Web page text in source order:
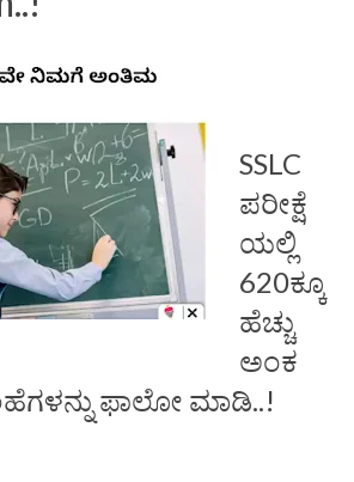
SSLC
ಪರೀಕ್ಷೆ
ಯಲ್ಲಿ
620ಕ್ಕೂ
ಹೆಚ್ಚು
ಅಂಕ
ಫಾಲೋ ಮಾಡಿ..!